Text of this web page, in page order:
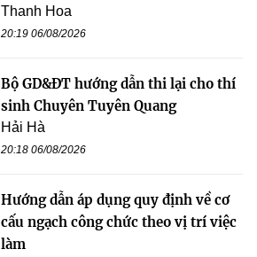
Thanh Hoa
20:19 06/08/2026
Bộ GD&ĐT hướng dẫn thi lại cho thí
sinh Chuyên Tuyên Quang
Hải Hà
20:18 06/08/2026
Hướng dẫn áp dụng quy định về cơ
cấu ngạch công chức theo vị trí việc
làm